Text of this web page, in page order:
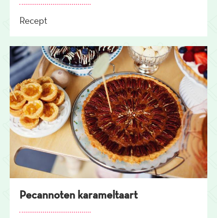
Recept
Pecannoten karameltaart